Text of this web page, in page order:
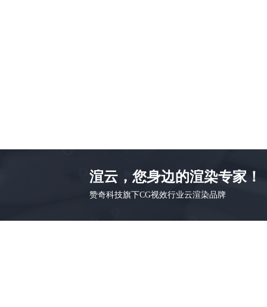
渲云，您身边的渲染专家！
赞奇科技旗下CG视效行业云渲染品牌